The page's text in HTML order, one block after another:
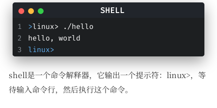
>linux> ./hello
hello, world
linux>
shell是一个命令解释器，它输出一个提示符：linux>，等
待输入命令行，然后执行这个命令。